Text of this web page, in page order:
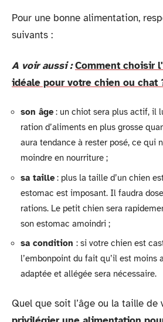
Pour une bonne alimentation,
suivants :
A voir aussi : Comment choisir
idéale pour votre chien ou chat
son âge: un chiot sera plus actif, il
ration d’aliments en plus grosse
aura tendance à rester posé, ce qui
moindre en nourriture ;
sa taille: plus la taille d’un chien
estomac est imposant. Il faudra
rations. Le petit chien sera
son estomac amoindri ;
sa condition : si votre chien est
l’embonpoint du fait qu’il est moins
adaptée et allégée sera nécessaire.
Quel que soit l’âge ou la taille de